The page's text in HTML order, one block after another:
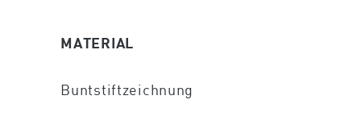
MATERIAL
Buntstiftzeichnung